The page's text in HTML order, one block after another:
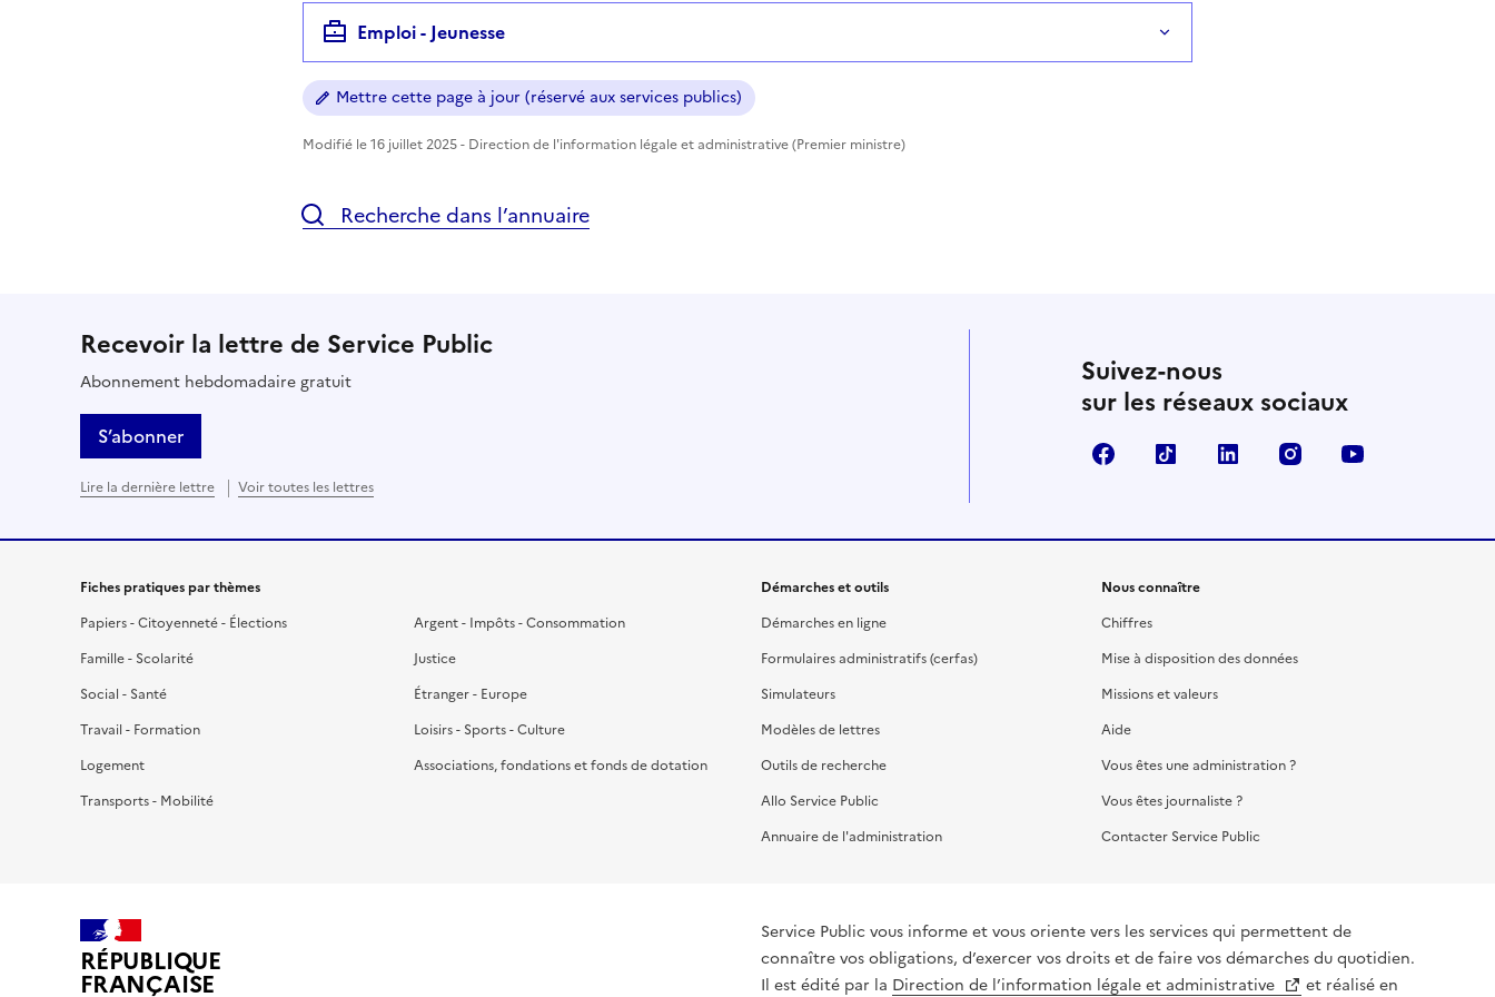
Emploi - Jeunesse
Mettre cette page à jour (réservé aux services publics)
Modifié le 16 juillet 2025 - Direction de l'information légale et administrative (Premier ministre)
Recherche dans l’annuaire
Recevoir la lettre de Service Public
Abonnement hebdomadaire gratuit
S’abonner
Lire la dernière lettre Voir toutes les lettres
Suivez-nous
sur les réseaux sociaux
FacebookTikTok LinkedIn Instagram
Fiches pratiques par thèmes
Papiers - Citoyenneté - Élections
Famille - Scolarité
Social - Santé
Travail - Formation
Logement
Transports - Mobilité
Argent - Impôts - Consommation
Justice
Étranger - Europe
Loisirs - Sports - Culture
Associations, fondations et fonds de dotation
Démarches et outils
Démarches en ligne
Formulaires administratifs (cerfas)
Simulateurs
Modèles de lettres
Outils de recherche
Allo Service Public
Annuaire de l'administration
Nous connaître
Chiffres
Mise à disposition des données
Missions et valeurs
Aide
Vous êtes une administration ?
Vous êtes journaliste ?
Contacter Service Public
RÉPUBLIQUE
FRANÇAISE
Service Public vous informe et vous oriente vers les services qui permettent de
connaître vos obligations, d’exercer vos droits et de faire vos démarches du quotidien.
Il est édité par la Direction de l’information légale et administrative et réalisé en